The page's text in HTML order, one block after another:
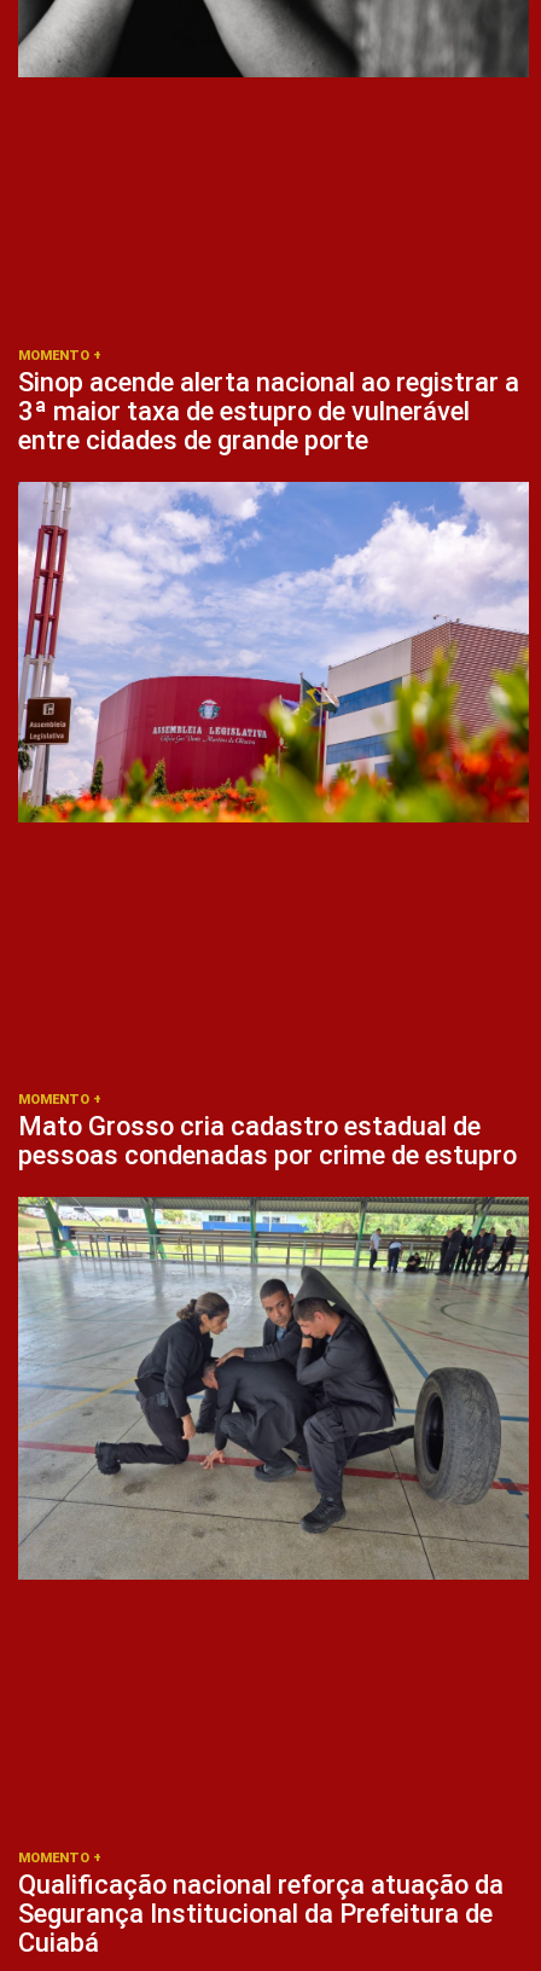
MOMENTO +
Sinop acende alerta nacional ao registrar a
3ª maior taxa de estupro de vulnerável
entre cidades de grande porte
MOMENTO +
Mato Grosso cria cadastro estadual de
pessoas condenadas por crime de estupro
MOMENTO +
Qualificação nacional reforça atuação da
Segurança Institucional da Prefeitura de
Cuiabá